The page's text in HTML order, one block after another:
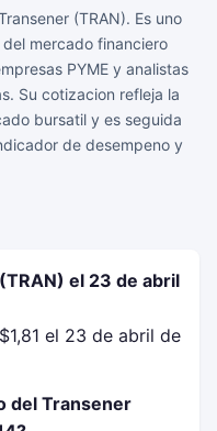
(TRAN). Es uno
mercado financiero
PYME y analistas
Su cotizacion refleja la
bursatil y es seguida
de desempeno y
el 23 de abril
el 23 de abril de
del Transener